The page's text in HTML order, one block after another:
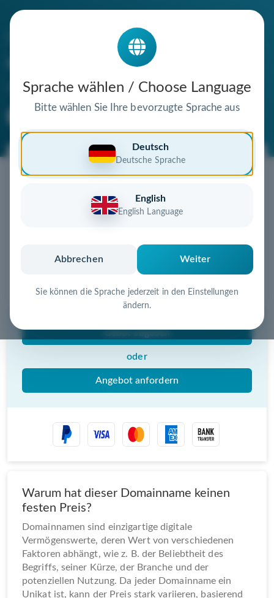
Sprache wählen / Choose Language
Bitte wählen Sie Ihre bevorzugte Sprache aus
Deutsch
Deutsche Sprache
English
English Language
Abbrechen Weiter
Sie können die Sprache jederzeit in den Einstellungen
ändern.
erlebnishof-borstel.de
steht zum Verkauf
Jetzt diese Wunschdomain
Diese Domain könnte schon bald Ihnen gehören!
Schnell, sicher und unkompliziert zur eigenen
Gebot abgeben
oder
Angebot anfordern
Warum hat dieser Domainname keinen
festen Preis?
Domainnamen sind einzigartige digitale
Vermögenswerte, deren Wert von verschiedenen
Faktoren abhängt, wie z. B. der Beliebtheit des
Begriffs, seiner Kürze, der Branche und der
potenziellen Nutzung. Da jeder Domainname ein
Unikat ist, kann der Preis stark variieren, basierend